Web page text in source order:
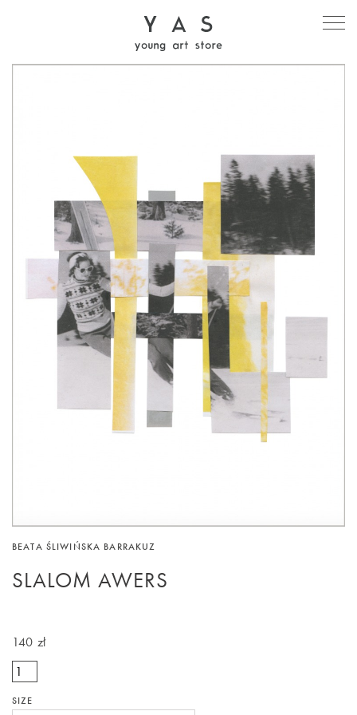
BEATA ŚLIWIŃSKA BARRAKUZ
SLALOM AWERS
140 zł
SIZE